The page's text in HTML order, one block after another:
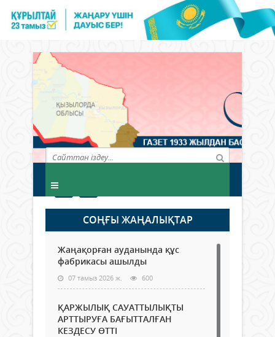
СОҢҒЫ ЖАҢАЛЫҚТАР
Жаңақорған ауданында құс
фабрикасы ашылды
07 тамыз 2026 ж. 600
ҚАРЖЫЛЫҚ САУАТТЫЛЫҚТЫ
АРТТЫРУҒА БАҒЫТТАЛҒАН
КЕЗДЕСУ ӨТТІ